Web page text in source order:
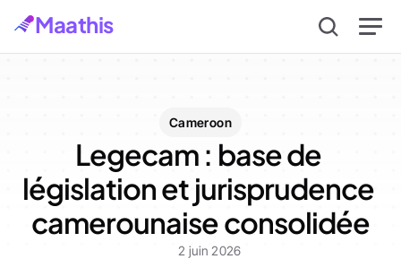
Maathis
Cameroon
Legecam : base de
législation et jurisprudence
camerounaise consolidée
2 juin 2026